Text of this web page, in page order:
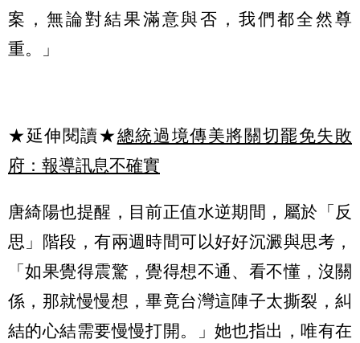
案，無論對結果滿意與否，我們都全然尊
重。」
★延伸閱讀★總統過境傳美將關切罷免失敗
府：報導訊息不確實
唐綺陽也提醒，目前正值水逆期間，屬於「反
思」階段，有兩週時間可以好好沉澱與思考，
「如果覺得震驚，覺得想不通、看不懂，沒關
係，那就慢慢想，畢竟台灣這陣子太撕裂，糾
結的心結需要慢慢打開。」她也指出，唯有在